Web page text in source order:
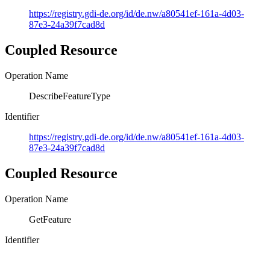
https://registry.gdi-de.org/id/de.nw/a80541ef-161a-4d03-
87e3-24a39f7cad8d
Coupled Resource
Operation Name
DescribeFeatureType
Identifier
https://registry.gdi-de.org/id/de.nw/a80541ef-161a-4d03-
87e3-24a39f7cad8d
Coupled Resource
Operation Name
GetFeature
Identifier